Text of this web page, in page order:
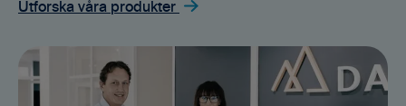
Utforska våra produkter